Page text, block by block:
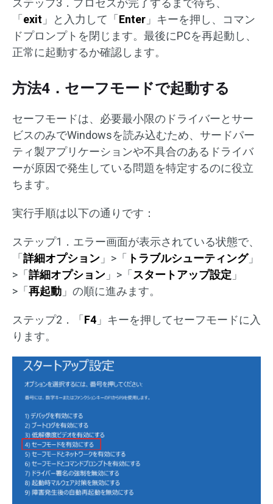
ステップ3．プロセスが完了するまで待ち、
「 exit 」と入力して「 Enter 」キーを押し、コマン
ドプロンプトを閉じます。最後にPCを再起動し、
正常に起動するか確認します。
方法4．セーフモードで起動する
セーフモードは、必要最小限のドライバーとサー
ビスのみでWindowsを読み込むため、サードパー
ティ製アプリケーションや不具合のあるドライバ
ーが原因で発生している問題を特定するのに役立
ちます。
実行手順は以下の通りです：
ステップ1．エラー画面が表示されている状態で、
「 詳細オプション 」>「 トラブルシューティング」
>「 詳細オプション 」>「 スタートアップ設定 」
>「 再起動 」の順に進みます。
ステップ2．「 F4 」キーを押してセーフモードに入
ります。